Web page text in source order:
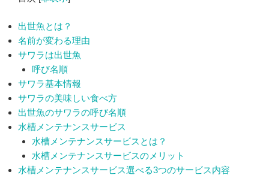
出世魚とは？
名前が変わる理由
サワラは出世魚
呼び名順
サワラ基本情報
サワラの美味しい食べ方
出世魚のサワラの呼び名順
水槽メンテナンスサービス
水槽メンテナンスサービスとは？
水槽メンテナンスサービスのメリット
水槽メンテナンスサービス選べる3つのサービス内容